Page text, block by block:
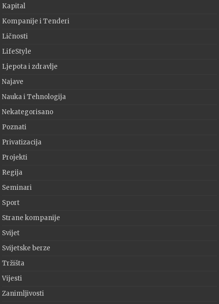
Kapital
Kompanije i Tenderi
Ličnosti
LifeStyle
Ljepota i zdravlje
Najave
Nauka i Tehnologija
Nekategorisano
Poznati
Privatizacija
Projekti
Regija
Seminari
Sport
Strane kompanije
Svijet
Svijetske berze
Tržišta
Vijesti
Zanimljivosti